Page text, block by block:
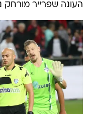
העונה שפרייר מורחק